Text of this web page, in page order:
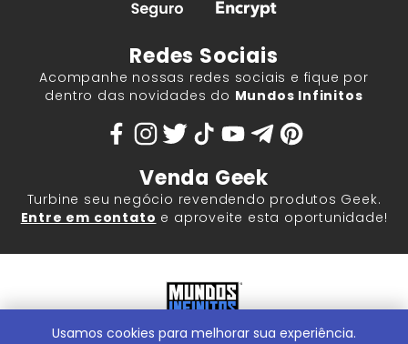
Redes Sociais
Acompanhe nossas redes sociais e fique por
dentro das novidades do Mundos Infinitos
Venda Geek
Turbine seu negócio revendendo produtos Geek.
Entre em contato e aproveite esta oportunidade!
Mundos Infinitos - Publicações e Geek Store |ContentStuff
Usamos cookies para melhorar sua experiência.